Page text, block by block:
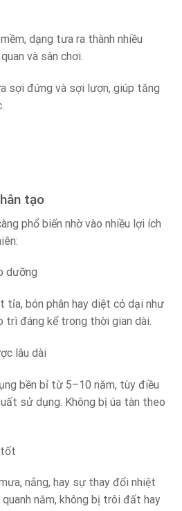
dạng tưa ra thành nhiều
và sân chơi.
sợi đứng và sợi lượn, giúp tăng
tạo
phổ biến nhờ vào nhiều lợi ích
dưỡng
tỉa, bón phân hay diệt cỏ dại như
trì đáng kể trong thời gian dài.
lâu dài
bền bỉ từ 5–10 năm, tùy điều
sử dụng. Không bị úa tàn theo
tốt
nắng, hay sự thay đổi nhiệt
năm, không bị trôi đất hay